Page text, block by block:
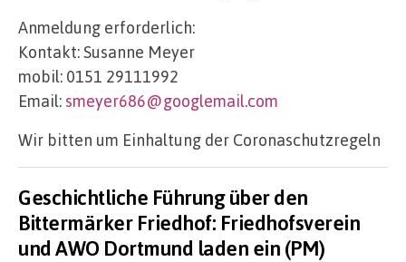
Anmeldung erforderlich:
Kontakt: Susanne Meyer
mobil: 0151 29111992
Email: smeyer686@googlemail.com
Wir bitten um Einhaltung der Coronaschutzregeln
Geschichtliche Führung über den
Bittermärker Friedhof: Friedhofsverein
und AWO Dortmund laden ein (PM)